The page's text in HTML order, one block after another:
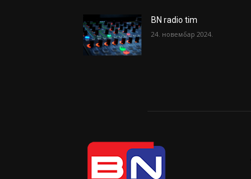
BN radio tim
24. новембар 2024.